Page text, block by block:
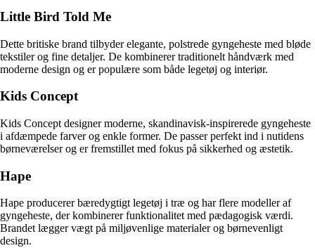
Little Bird Told Me
Dette britiske brand tilbyder elegante, polstrede gyngeheste med bløde
tekstiler og fine detaljer. De kombinerer traditionelt håndværk med
moderne design og er populære som både legetøj og interiør.
Kids Concept
Kids Concept designer moderne, skandinavisk-inspirerede gyngeheste
i afdæmpede farver og enkle former. De passer perfekt ind i nutidens
børneværelser og er fremstillet med fokus på sikkerhed og æstetik.
Hape
Hape producerer bæredygtigt legetøj i træ og har flere modeller af
gyngeheste, der kombinerer funktionalitet med pædagogisk værdi.
Brandet lægger vægt på miljøvenlige materialer og børnevenligt
design.